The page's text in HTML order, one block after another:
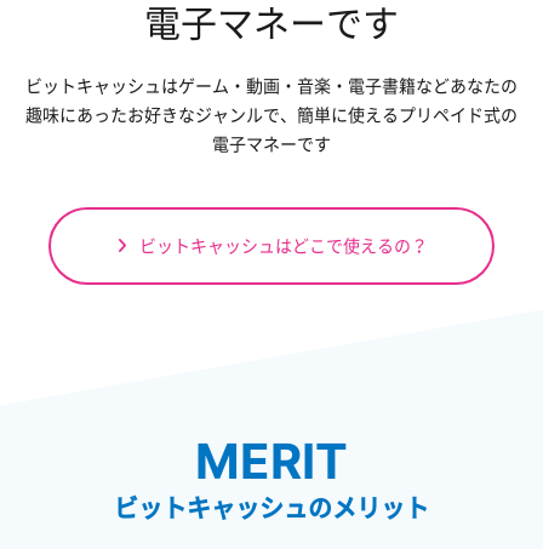
電子マネーです
ビットキャッシュはゲーム・動画・音楽・電子書籍などあなたの
趣味にあったお好きなジャンルで、 簡単に使えるプリペイド式の
電子マネーです
ビットキャッシュはどこで使えるの？
MERIT
ビットキャッシュのメリット